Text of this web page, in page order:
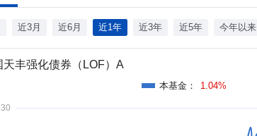
近3月 近6月 近1年 近3年 近5年 今年以来
天丰强化债券（LOF）A
本基金 ： 1.04%